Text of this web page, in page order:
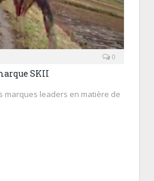
0
SKII
marques leaders en matière de